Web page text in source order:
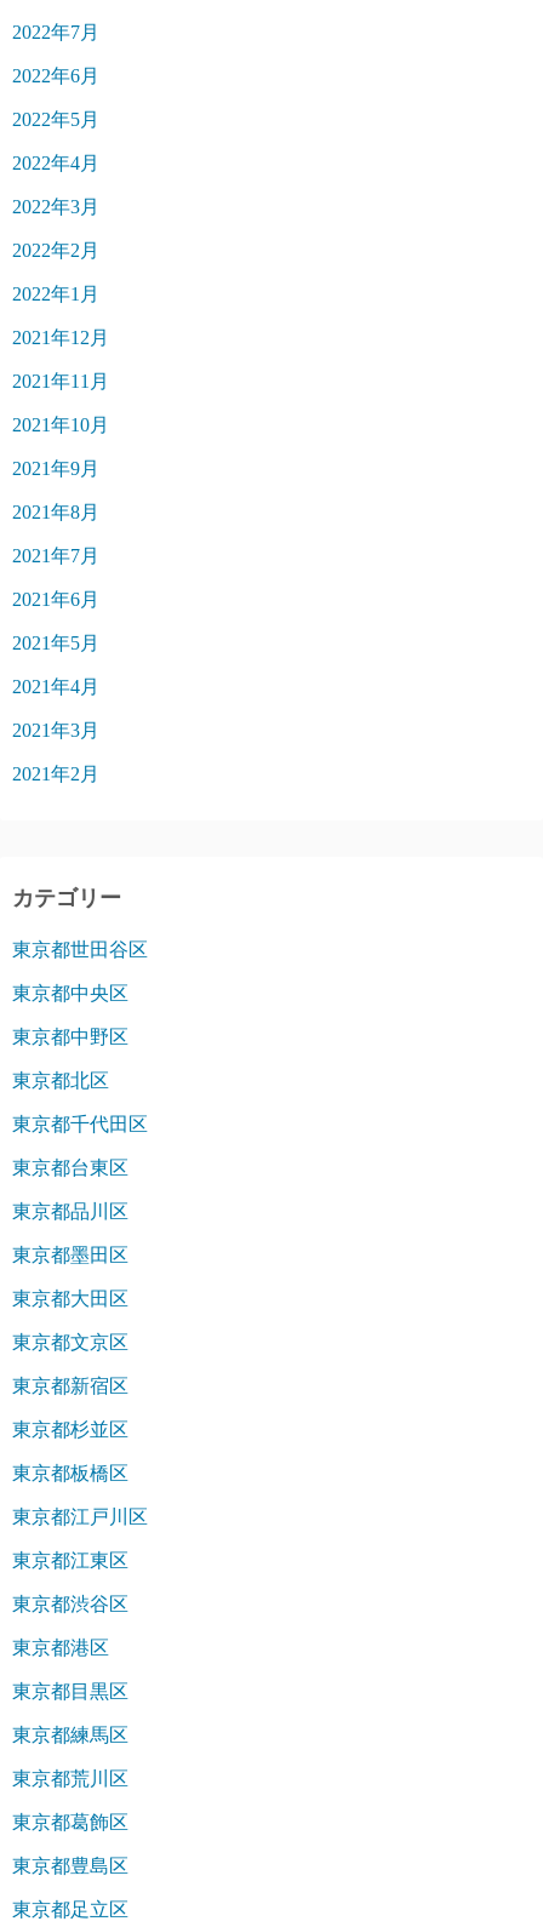
2022年7月
2022年6月
2022年5月
2022年4月
2022年3月
2022年2月
2022年1月
2021年12月
2021年11月
2021年10月
2021年9月
2021年8月
2021年7月
2021年6月
2021年5月
2021年4月
2021年3月
2021年2月
カテゴリー
東京都世田谷区
東京都中央区
東京都中野区
東京都北区
東京都千代田区
東京都台東区
東京都品川区
東京都墨田区
東京都大田区
東京都文京区
東京都新宿区
東京都杉並区
東京都板橋区
東京都江戸川区
東京都江東区
東京都渋谷区
東京都港区
東京都目黒区
東京都練馬区
東京都荒川区
東京都葛飾区
東京都豊島区
東京都足立区